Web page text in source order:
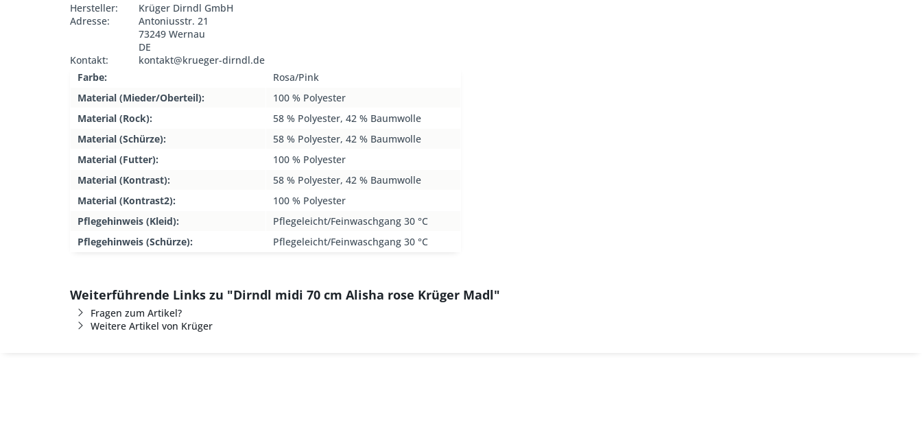
Hersteller:
Krüger Dirndl GmbH
Adresse:
Antoniusstr. 21
73249 Wernau
DE
Kontakt:
kontakt@krueger-dirndl.de
Farbe:
Rosa/Pink
Material (Mieder/Oberteil):
100 % Polyester
Material (Rock):
58 % Polyester, 42 % Baumwolle
Material (Schürze):
58 % Polyester, 42 % Baumwolle
Material (Futter):
100 % Polyester
Material (Kontrast):
58 % Polyester, 42 % Baumwolle
Material (Kontrast2):
100 % Polyester
Pflegehinweis (Kleid):
Pflegeleicht/Feinwaschgang 30 °C
Pflegehinweis (Schürze):
Pflegeleicht/Feinwaschgang 30 °C
Weiterführende Links zu "Dirndl midi 70 cm Alisha rose Krüger Madl"
Fragen zum Artikel?
Weitere Artikel von Krüger